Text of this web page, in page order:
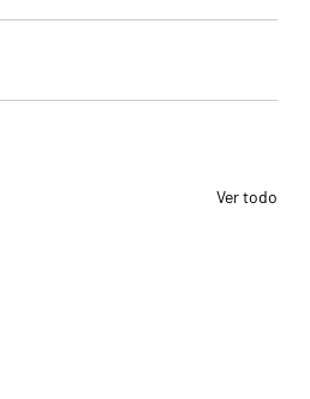
Ver todo